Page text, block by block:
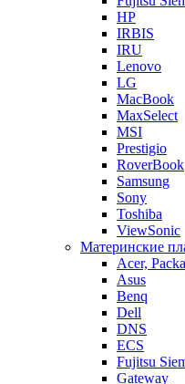
HP
IRBIS
IRU
Lenovo
LG
MacBook
MaxSelect
MSI
Prestigio
RoverBook
Samsung
Sony
Toshiba
ViewSonic
Материнские
Acer,
Asus
Benq
Dell
DNS
ECS
Fujitsu
Gateway